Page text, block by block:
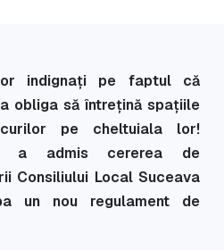
indignați pe faptul că
obliga să întrețină spațiile
pe cheltuiala lor!
a admis cererea de
Consiliului Local Suceava
un nou regulament de